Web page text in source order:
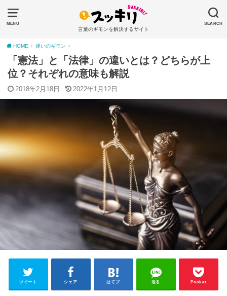
MENU SEARCH
言葉のギモンを解決するサイト
HOME 違いのギモン
「憲法」と「法律」の違いとは？どちらが上
位？それぞれの意味も解説
2018年2月18日 2022年1月12日
ツイート シェア はてブ 送る Pocket